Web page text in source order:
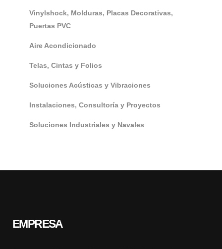
Vinylshock, Molduras, Placas Decorativas,
Puertas PVC
Aire Acondicionado
Telas, Cintas y Folios
Soluciones Acústicas y Vibraciones
Instalaciones, Consultoría y Proyectos
Soluciones Industriales y Navales
EMPRESA